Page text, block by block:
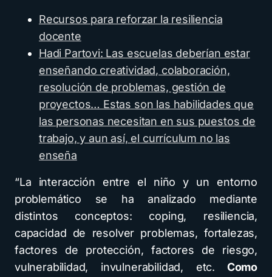
Recursos para reforzar la resiliencia
docente
Hadi Partovi: Las escuelas deberían estar
enseñando creatividad, colaboración,
resolución de problemas, gestión de
proyectos… Estas son las habilidades que
las personas necesitan en sus puestos de
trabajo, y aun así, el currículum no las
enseña
“La interacción entre el niño y un entorno
problemático se ha analizado mediante
distintos conceptos: coping, resiliencia,
capacidad de resolver problemas, fortalezas,
factores de protección, factores de riesgo,
vulnerabilidad, invulnerabilidad, etc. Como